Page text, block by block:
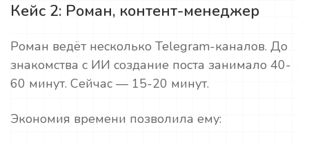
Кейс 2: Роман, контент-менеджер
Роман ведёт несколько Telegram-каналов. До
знакомства с ИИ создание поста занимало 40-
60 минут. Сейчас — 15-20 минут.
Экономия времени позволила ему: